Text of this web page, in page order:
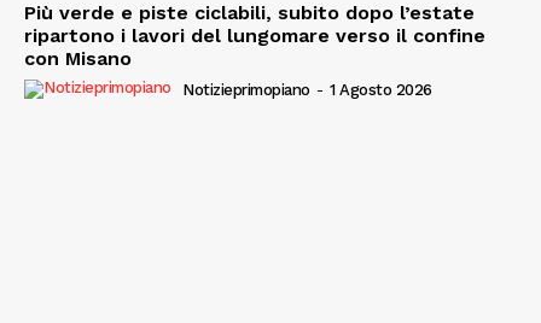
Più verde e piste ciclabili, subito dopo l’estate
ripartono i lavori del lungomare verso il confine
con Misano
Notizieprimopiano - 1 Agosto 2026